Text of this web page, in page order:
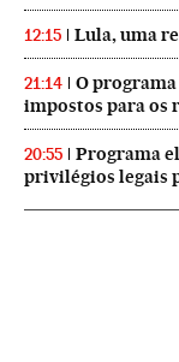
12:15 Lula, uma
21:14
O
impostos para os
20:55
Programa
privilégios legais